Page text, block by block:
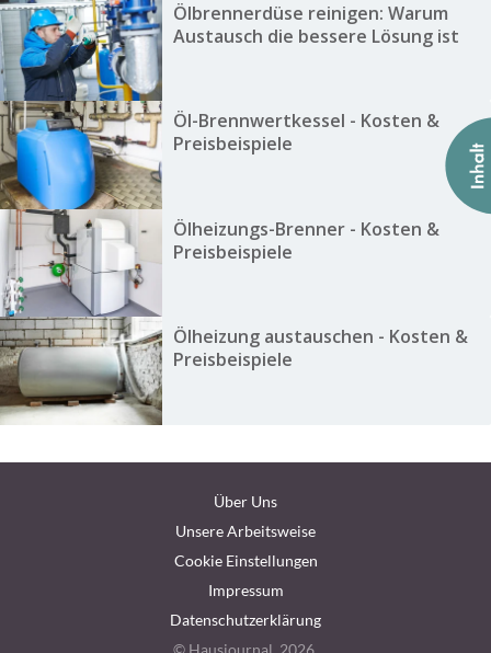
Ölbrennerdüse reinigen: Warum
Austausch die bessere Lösung ist
Öl-Brennwertkessel - Kosten &
Preisbeispiele
Ölheizungs-Brenner - Kosten &
Preisbeispiele
Ölheizung austauschen - Kosten &
Preisbeispiele
Über Uns
Unsere Arbeitsweise
Cookie Einstellungen
Impressum
Datenschutzerklärung
© Hausjournal, 2026.